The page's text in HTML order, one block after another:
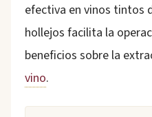
efectiva en vinos tintos
hollejos facilita la
beneficios sobre la
vino.